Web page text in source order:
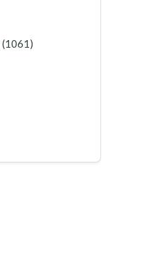
(1061)